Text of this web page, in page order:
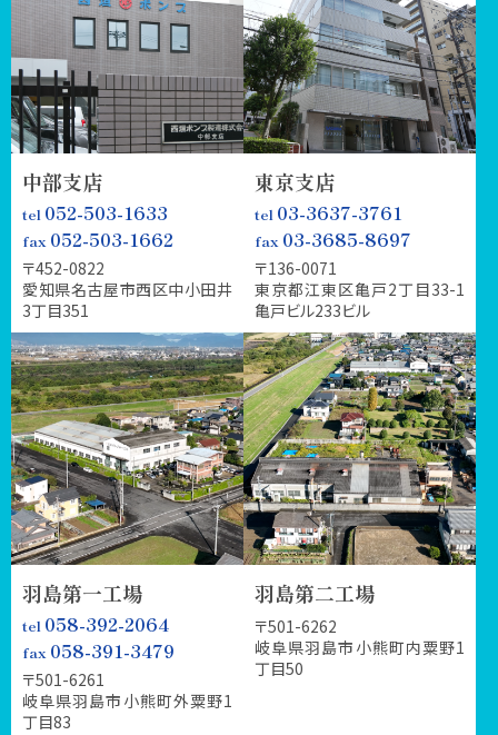
中部支店
052-503-1633
052-503-1662
〒452-0822
愛知県名古屋市西区中小田井
3丁目351
東京支店
03-3637-3761
03-3685-8697
〒136-0071
東京都江東区亀戸2丁目33-1
亀戸ビル233ビル
羽島第一工場
058-392-2064
058-391-3479
〒501-6261
岐阜県羽島市小熊町外粟野1
丁目83
羽島第二工場
〒501-6262
岐阜県羽島市小熊町内粟野1
丁目50